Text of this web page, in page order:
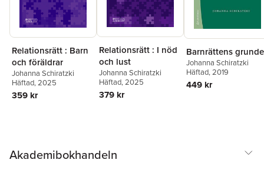
Relationsrätt : Barn
och föräldrar
Johanna Schiratzki
Häftad, 2025
359 kr
Relationsrätt : I nöd
och lust
Johanna Schiratzki
Häftad, 2025
379 kr
Barnrättens
Johanna Schiratzki
Häftad, 2019
449 kr
Akademibokhandeln